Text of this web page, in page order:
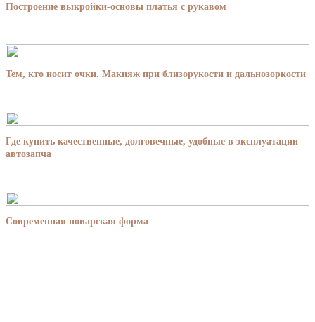
Построение выкройки-основы платья с рукавом
Тем, кто носит очки. Макияж при близорукости и дальнозоркости
Где купить качественные, долговечные, удобные в эксплуатации
автозапча
Современная поварская форма